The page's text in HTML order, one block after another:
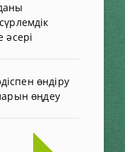
әсері
өндіру
өңдеу